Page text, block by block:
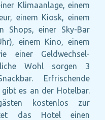
Klimaanlage, einem
einem Kiosk, einem
Shops, einer Sky-Bar
einem Kino, einem
einer Geldwechsel-
Wohl sorgen 3
Erfrischende
es an der Hotelbar.
kostenlos zur
das Hotel einen